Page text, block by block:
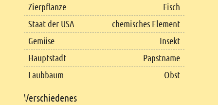
Zierpflanze
Fisch
Staat der USA
chemisches Element
Gemüse
Insekt
Hauptstadt
Papstname
Laubbaum
Obst
Verschiedenes